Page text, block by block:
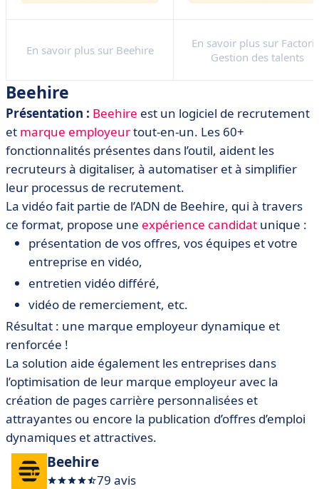
Multidiffusion et
gestion des talents et
processus RH quotidien
En savoir plus sur Beehire
En savoir plus sur
Gestion des talents
Beehire
Présentation : Beehire est un logiciel de recrutement
et marque employeurtout-en-un. Les 60+
fonctionnalités présentes dans l’outil, aident les
recruteurs à digitaliser, à automatiser et à simplifier
leur processus de recrutement.
La vidéo fait partie de l’ADN de Beehire, qui à travers
ce format, propose une expérience candidat unique :
présentation de vos offres, vos équipes et votre
entreprise en vidéo,
entretien vidéo différé,
vidéo de remerciement, etc.
Résultat : une marque employeur dynamique et
renforcée !
La solution aide également les entreprises dans
l’optimisation de leur marque employeur avec la
création de pages carrière personnalisées et
attrayantes ou encore la publication d’offres d’emploi
dynamiques et attractives.
Beehire
79 avis